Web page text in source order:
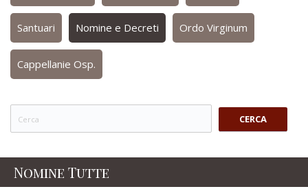
Santuari Nomine e Decreti Ordo Virginum
Cappellanie Osp.
CERCA
Nomine Tutte